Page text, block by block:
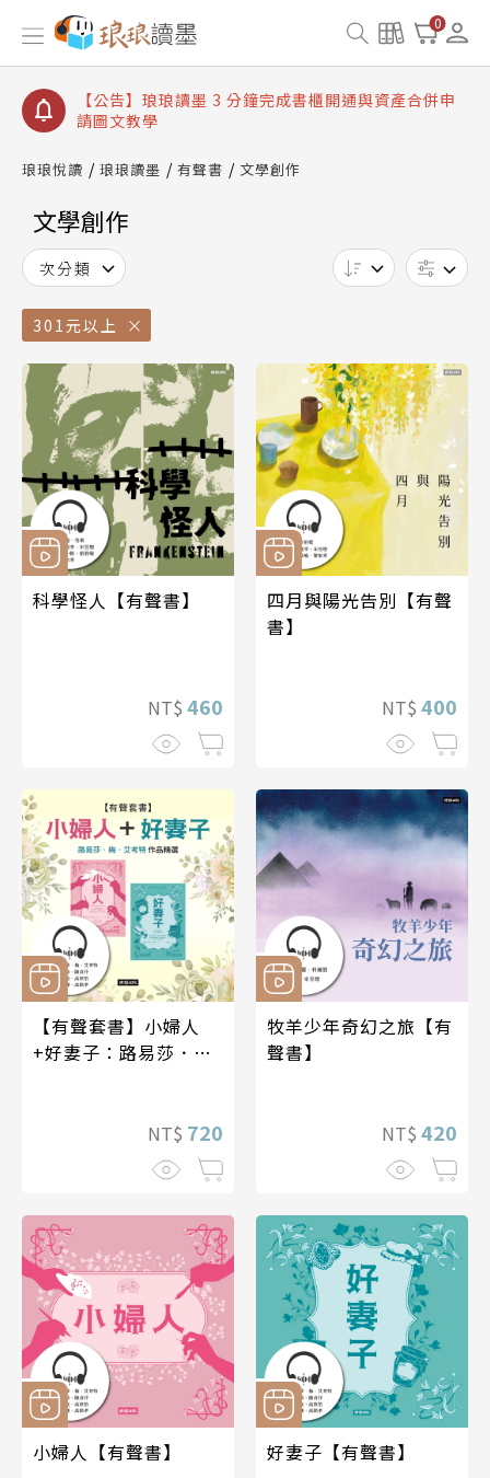
0
【公告】琅琅讀墨數位閱讀資產合併與書櫃開通申請
【公告】琅琅讀墨書櫃開通常見問題
【公告】琅琅讀墨 3 分鐘完成書櫃開通與資產合併申
請圖文教學
查詢
琅琅悅讀 琅琅讀墨 有聲書 文學創作
文學創作
次分類
301元以上
科學怪人【有聲書】
NT$ 460
四月與陽光告別【有聲
書】
NT$ 400
【有聲套書】小婦人
+好妻子：路易莎．
NT$ 720
牧羊少年奇幻之旅【有
聲書】
NT$ 420
小婦人【有聲書】 好妻子【有聲書】